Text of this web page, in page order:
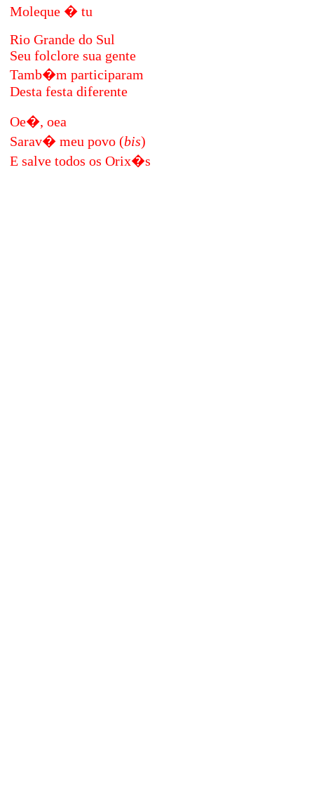
Moleque � tu
Rio Grande do Sul
Seu folclore sua gente
Tamb�m participaram
Desta festa diferente
Oe�, oea
Sarav� meu povo (bis)
E salve todos os Orix�s